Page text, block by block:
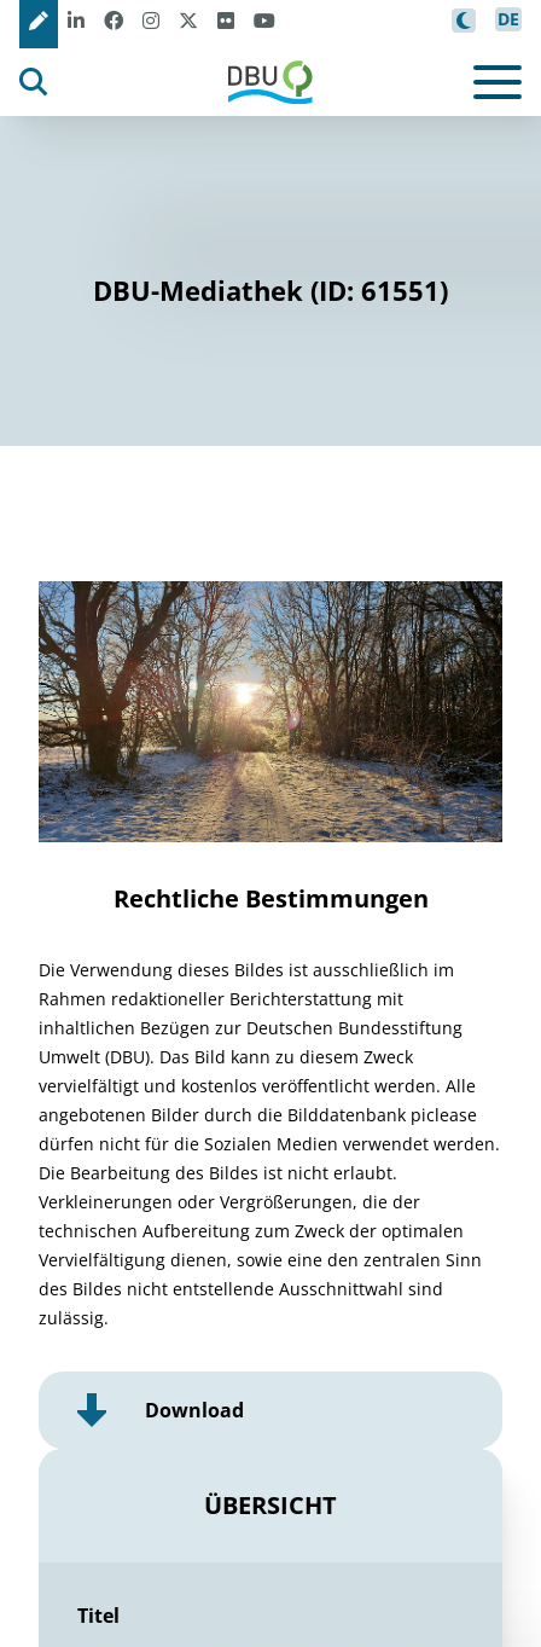
DE
DBU-Mediathek (ID: 61551)
Rechtliche Bestimmungen
Die Verwendung dieses Bildes ist ausschließlich im
Rahmen redaktioneller Berichterstattung mit
inhaltlichen Bezügen zur Deutschen Bundesstiftung
Umwelt (DBU). Das Bild kann zu diesem Zweck
vervielfältigt und kostenlos veröffentlicht werden. Alle
angebotenen Bilder durch die Bilddatenbank piclease
dürfen nicht für die Sozialen Medien verwendet werden.
Die Bearbeitung des Bildes ist nicht erlaubt.
Verkleinerungen oder Vergrößerungen, die der
technischen Aufbereitung zum Zweck der optimalen
Vervielfältigung dienen, sowie eine den zentralen Sinn
des Bildes nicht entstellende Ausschnittwahl sind
zulässig.
Download
ÜBERSICHT
Titel